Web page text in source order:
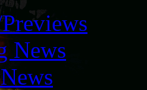
News